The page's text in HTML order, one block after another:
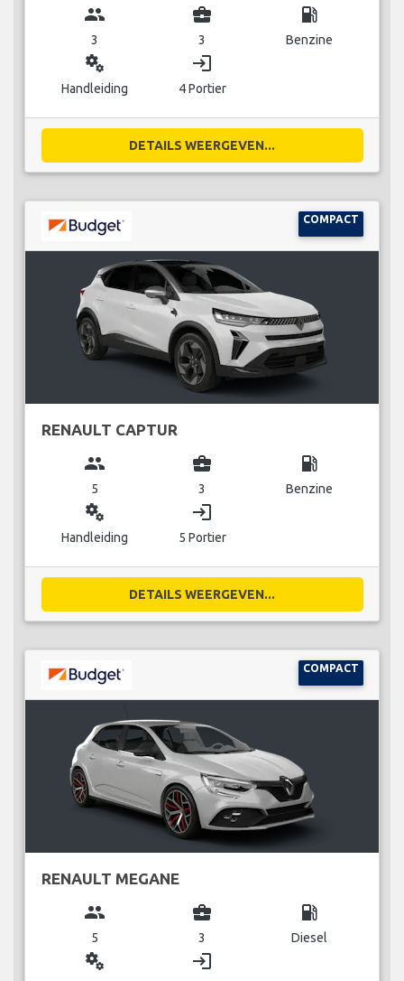
group
3
business_center
3
local_gas_station
Benzine
miscellaneous_services
Handleiding
login
4 Portier
DETAILS WEERGEVEN...
COMPACT
RENAULT CAPTUR
group
5
business_center
3
local_gas_station
Benzine
miscellaneous_services
Handleiding
login
5 Portier
DETAILS WEERGEVEN...
COMPACT
RENAULT MEGANE
group
5
business_center
3
local_gas_station
Diesel
miscellaneous_services login